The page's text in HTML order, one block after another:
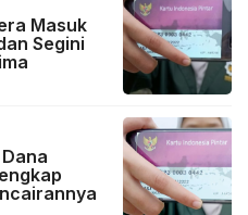
Masuk
Segini